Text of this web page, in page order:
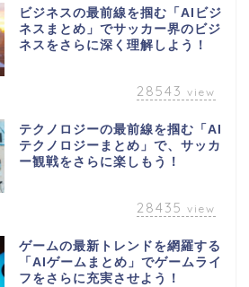
ビジネスの最前線を掴む「AIビジ
ネスまとめ」でサッカー界のビジ
ネスをさらに深く理解しよう！
28543 view
テクノロジーの最前線を掴む「AI
テクノロジーまとめ」で、サッカ
ー観戦をさらに楽しもう！
28435 view
ゲームの最新トレンドを網羅する
「AIゲームまとめ」でゲームライ
フをさらに充実させよう！